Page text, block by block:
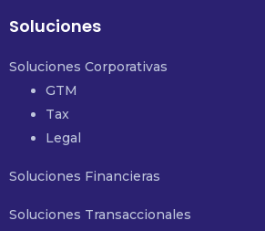
Soluciones
Soluciones Corporativas
GTM
Tax
Legal
Soluciones Financieras
Soluciones Transaccionales